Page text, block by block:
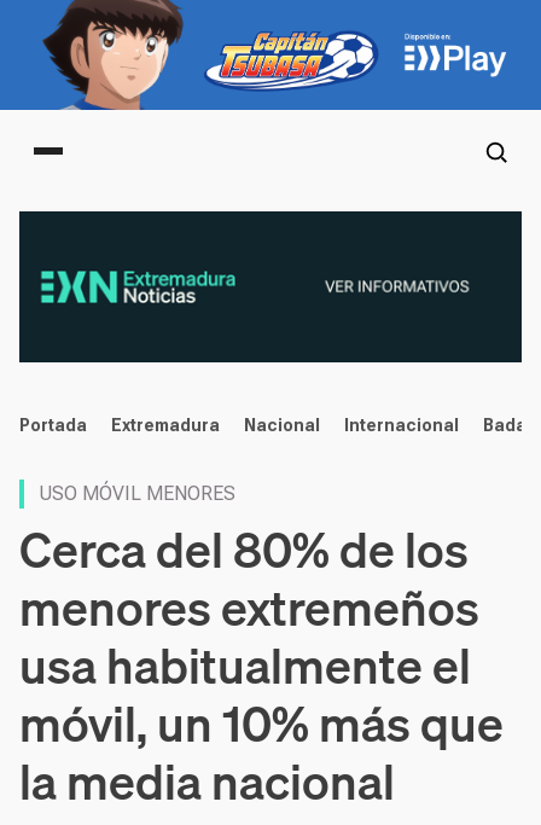
Main menu
noticias
Portada Extremadura Nacional Internacional
USO MÓVIL MENORES
Cerca del 80% de los
menores extremeños
usa habitualmente el
móvil, un 10% más que
la media nacional